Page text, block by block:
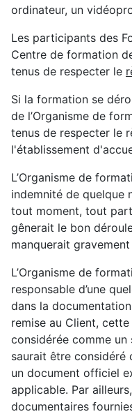
ordinateur, un
Les participants des
Centre de formation
tenus de respecter le
Si la formation se
de l’Organisme de
tenus de respecter le
l'établissement
L’Organisme de
indemnité de quelque
tout moment, tout
gênerait le bon
manquerait gravement
L’Organisme de
responsable d’une
dans la
remise au Client,
considérée comme
saurait être considéré
un document officiel
applicable. Par
documentaires